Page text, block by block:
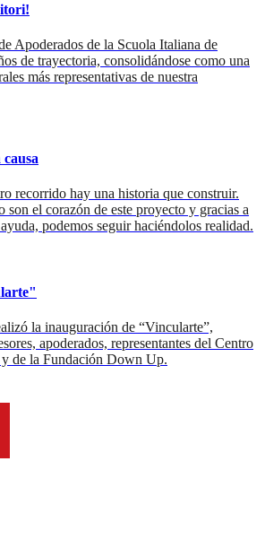
Apoderados de la Scuola Italiana de
de trayectoria, consolidándose como una
más representativas de nuestra
recorrido hay una historia que construir.
son el corazón de este proyecto y gracias a
podemos seguir haciéndolos realidad.
la inauguración de “Vincularte”,
apoderados, representantes del Centro
de la Fundación Down Up.